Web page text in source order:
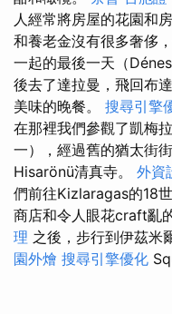
人經常將房屋的花園和
和養老金沒有很多奢侈
一起的最後一天（
後去了達拉曼，飛回布
美味的晚餐。 搜尋引擎
在那裡我們參觀了凱梅
一），經過舊的猶太街
Hisarönü清真寺。 外資
們前往Kizlaragas的18
商店和令人眼花craft亂
理 之後，步行到伊茲米
園外燴 搜尋引擎優化